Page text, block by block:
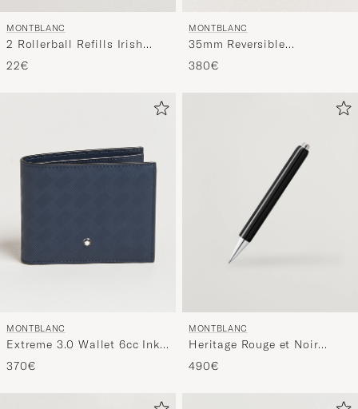
MONTBLANC
2 Rollerball Refills Irish
Green
22€
MONTBLANC
35mm Reversible
Sartorial/Calf Logo Belt
Black
380€
MONTBLANC
Extreme 3.0 Wallet 6cc Ink
Blue
370€
MONTBLANC
Heritage Rouge et Noir
Special Edition BP Pen
Black
490€